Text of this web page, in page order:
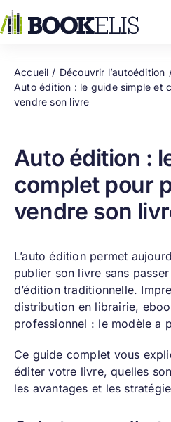
au
contenu
Accueil
Découvrir l’autoédition
Auto édition : le guide simple et
vendre son livre
Auto édition :
complet pour
vendre son
L’auto édition permet
publier son livre sans
d’édition traditionnelle.
distribution en librairie,
professionnel : le modèle a
Ce guide complet vous
éditer votre livre, quelles
les avantages et les